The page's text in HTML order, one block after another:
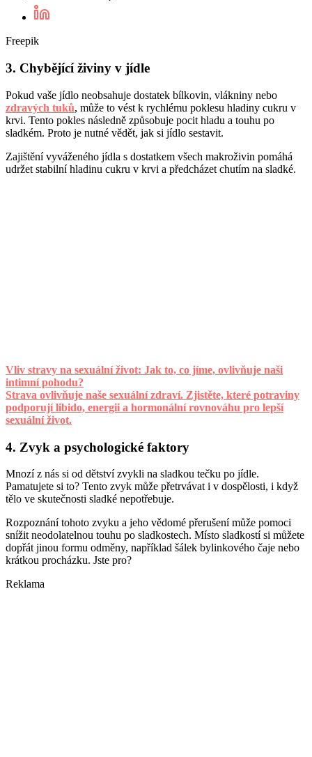
Freepik
3. Chybějící živiny v jídle
Pokud vaše jídlo neobsahuje dostatek bílkovin, vlákniny nebo
zdravých tuků, může to vést k rychlému poklesu hladiny cukru v
krvi. Tento pokles následně způsobuje pocit hladu a touhu po
sladkém. Proto je nutné vědět, jak si jídlo sestavit.
Zajištění vyváženého jídla s dostatkem všech makroživin pomáhá
udržet stabilní hladinu cukru v krvi a předcházet chutím na sladké.
Vliv stravy na sexuální život: Jak to, co jíme, ovlivňuje naši
intimní pohodu?
Strava ovlivňuje naše sexuální zdraví. Zjistěte, které potraviny
podporují libido, energii a hormonální rovnováhu pro lepší
sexuální život.
4. Zvyk a psychologické faktory
Mnozí z nás si od dětství zvykli na sladkou tečku po jídle.
Pamatujete si to? Tento zvyk může přetrvávat i v dospělosti, i když
tělo ve skutečnosti sladké nepotřebuje.
Rozpoznání tohoto zvyku a jeho vědomé přerušení může pomoci
snížit neodolatelnou touhu po sladkostech. Místo sladkostí si můžete
dopřát jinou formu odměny, například šálek bylinkového čaje nebo
krátkou procházku. Jste pro?
Reklama